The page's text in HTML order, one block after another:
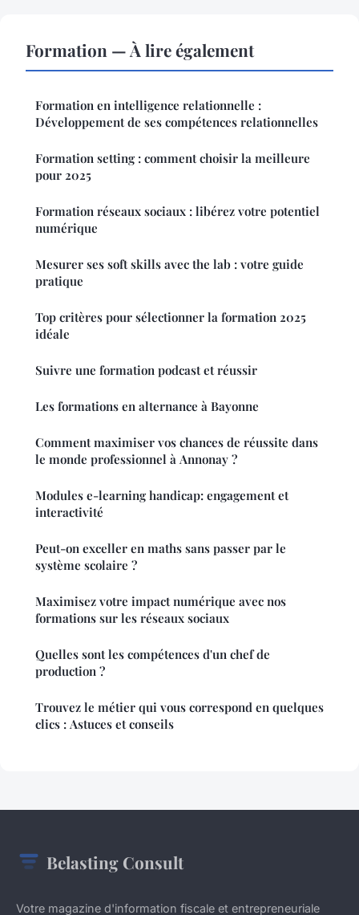
Formation — À lire également
Formation en intelligence relationnelle :
Développement de ses compétences relationnelles
Formation setting : comment choisir la meilleure
pour 2025
Formation réseaux sociaux : libérez votre potentiel
numérique
Mesurer ses soft skills avec the lab : votre guide
pratique
Top critères pour sélectionner la formation 2025
idéale
Suivre une formation podcast et réussir
Les formations en alternance à Bayonne
Comment maximiser vos chances de réussite dans
le monde professionnel à Annonay ?
Modules e-learning handicap: engagement et
interactivité
Peut-on exceller en maths sans passer par le
système scolaire ?
Maximisez votre impact numérique avec nos
formations sur les réseaux sociaux
Quelles sont les compétences d'un chef de
production ?
Trouvez le métier qui vous correspond en quelques
clics : Astuces et conseils
Belasting Consult
Votre magazine d'information fiscale et entrepreneuriale